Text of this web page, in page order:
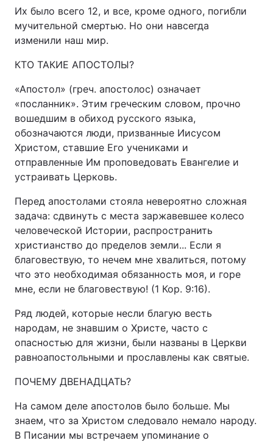
Их было всего 12, и все, кроме одного, погибли
мучительной смертью. Но они навсегда
изменили наш мир.
КТО ТАКИЕ АПОСТОЛЫ?
«Апостол» (греч. апостолос) означает
«посланник». Этим греческим словом, прочно
вошедшим в обиход русского языка,
обозначаются люди, призванные Иисусом
Христом, ставшие Его учениками и
отправленные Им проповедовать Евангелие и
устраивать Церковь.
Перед апостолами стояла невероятно сложная
задача: сдвинуть с места заржавевшее колесо
человеческой Истории, распространить
христианство до пределов земли... Если я
благовествую, то нечем мне хвалиться, потому
что это необходимая обязанность моя, и горе
мне, если не благовествую! (1 Кор. 9:16).
Ряд людей, которые несли благую весть
народам, не знавшим о Христе, часто с
опасностью для жизни, были названы в Церкви
равноапостольными и прославлены как святые.
ПОЧЕМУ ДВЕНАДЦАТЬ?
На самом деле апостолов было больше. Мы
знаем, что за Христом следовало немало народу.
В Писании мы встречаем упоминание о